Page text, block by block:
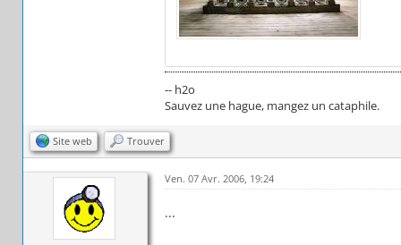
-- h2o
Sauvez une hague, mangez un cataphile.
Site web Trouver
Ven. 07 Avr. 2006, 19:24
...